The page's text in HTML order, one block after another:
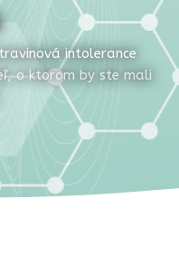
intolerance
o ktorom by ste mali